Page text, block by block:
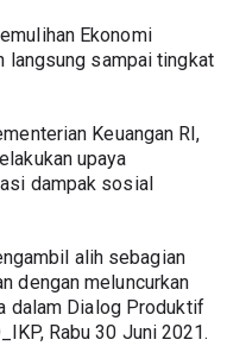
Ekonomi
langsung sampai tingkat
Keuangan RI,
upaya
dampak sosial
alih sebagian
dengan meluncurkan
dalam Dialog Produktif
Rabu 30 Juni 2021.